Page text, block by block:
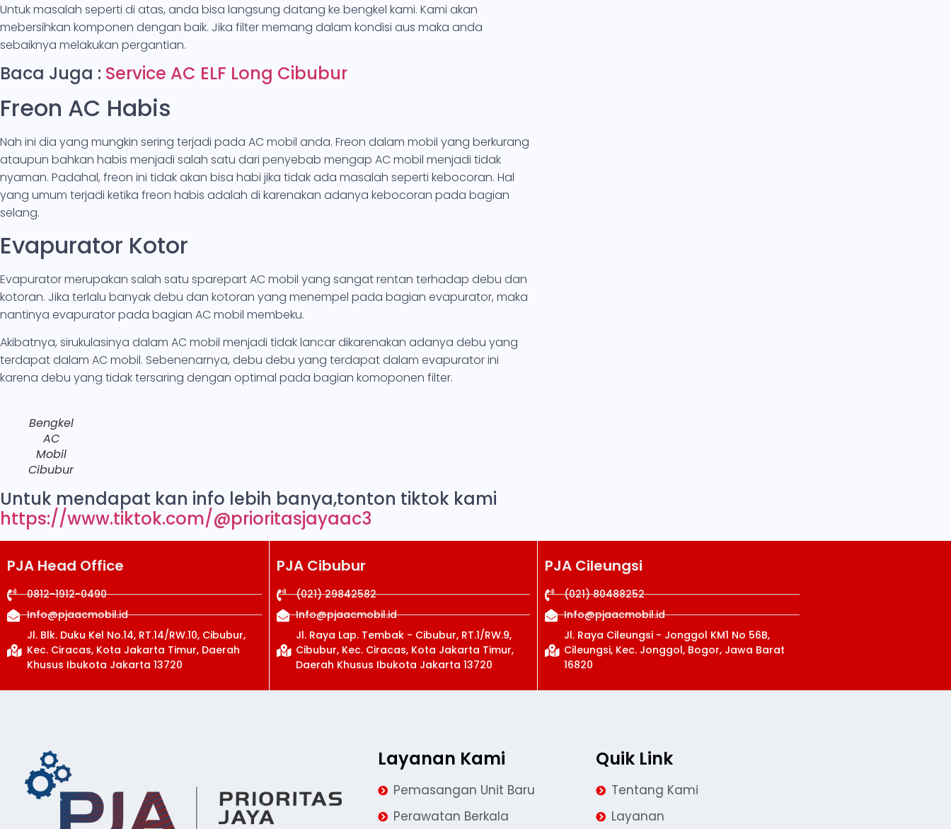
Untuk masalah seperti di atas, anda bisa langsung datang ke bengkel kami. Kami akan
mebersihkan komponen dengan baik. Jika filter memang dalam kondisi aus maka anda
sebaiknya melakukan pergantian.
Baca Juga : Service AC ELF Long Cibubur
Freon AC Habis
Nah ini dia yang mungkin sering terjadi pada AC mobil anda. Freon dalam mobil yang berkurang
ataupun bahkan habis menjadi salah satu dari penyebab mengap AC mobil menjadi tidak
nyaman. Padahal, freon ini tidak akan bisa habi jika tidak ada masalah seperti kebocoran. Hal
yang umum terjadi ketika freon habis adalah di karenakan adanya kebocoran pada bagian
selang.
Evapurator Kotor
Evapurator merupakan salah satu sparepart AC mobil yang sangat rentan terhadap debu dan
kotoran. Jika terlalu banyak debu dan kotoran yang menempel pada bagian evapurator, maka
nantinya evapurator pada bagian AC mobil membeku.
Akibatnya, sirukulasinya dalam AC mobil menjadi tidak lancar dikarenakan adanya debu yang
terdapat dalam AC mobil. Sebenenarnya, debu debu yang terdapat dalam evapurator ini
karena debu yang tidak tersaring dengan optimal pada bagian komoponen filter.
Bengkel
AC
Mobil
Cibubur
Untuk mendapat kan info lebih banya,tonton tiktok kami
https://www.tiktok.com/@prioritasjayaac3
PJA Head Office
0812-1912-0490
Info@pjaacmobil.id
Jl. Blk. Duku Kel No.14, RT.14/RW.10, Cibubur,
Kec. Ciracas, Kota Jakarta Timur, Daerah
Khusus Ibukota Jakarta 13720
PJA Cibubur
(021) 29842582
Info@pjaacmobil.id
Jl. Raya Lap. Tembak - Cibubur, RT.1/RW.9,
Cibubur, Kec. Ciracas, Kota Jakarta Timur,
Daerah Khusus Ibukota Jakarta 13720
PJA Cileungsi
(021) 80488252
Info@pjaacmobil.id
Jl. Raya Cileungsi - Jonggol KM1 No 56B,
Cileungsi, Kec. Jonggol, Bogor, Jawa Barat
16820
Layanan Kami
Pemasangan Unit Baru
Perawatan Berkala
Quik Link
Tentang Kami
Layanan